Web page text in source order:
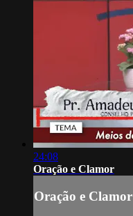
24:08
Oração e Clamor
Oração e Clamor